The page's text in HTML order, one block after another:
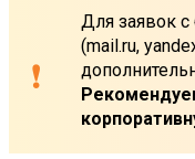
Для заявок
(mail.ru,